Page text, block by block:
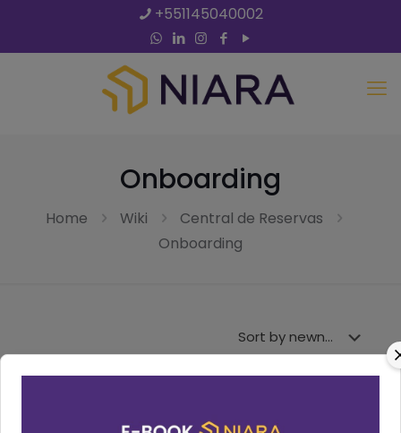
+551145040002
Onboarding
Home Wiki
Central de Reservas
Onboarding